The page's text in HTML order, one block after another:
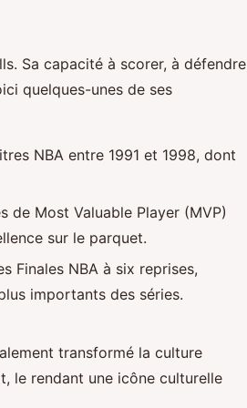
Sa capacité à scorer, à défendre
quelques-unes de ses
NBA entre 1991 et 1998, dont
de Most Valuable Player (MVP)
sur le parquet.
Finales NBA à six reprises,
importants des séries.
transformé la culture
le rendant une icône culturelle